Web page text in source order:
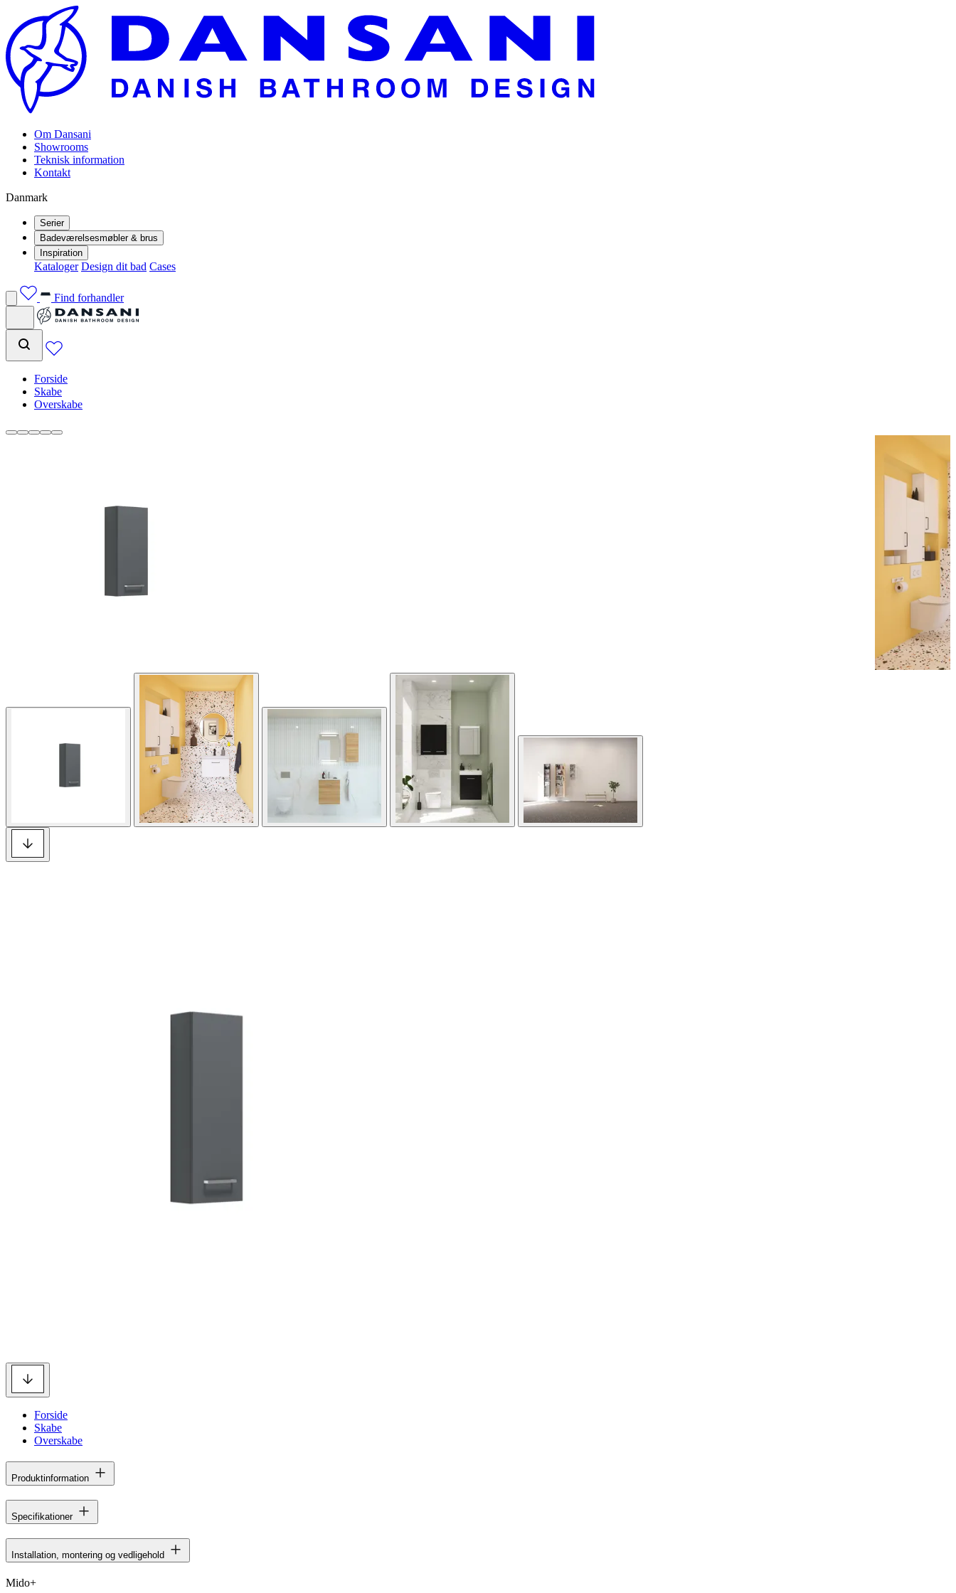
Om Dansani
Showrooms
Teknisk information
Kontakt
Danmark
Serier
Badeværelsesmøbler & brus
Inspiration
Kataloger Design dit bad Cases
Find forhandler
Forside
Skabe
Overskabe
Forside
Skabe
Overskabe
Produktinformation
Specifikationer
Installation, montering og vedligehold
Mido+